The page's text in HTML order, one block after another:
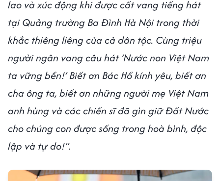
lao và xúc động khi được cất vang tiếng hát
tại Quảng trường Ba Đình Hà Nội trong thời
khắc thiêng liêng của cả dân tộc. Cùng triệu
người ngân vang câu hát ‘Nước non Việt Nam
ta vững bền!’ Biết ơn Bác Hồ kính yêu, biết ơn
cha ông ta, biết ơn những người mẹ Việt Nam
anh hùng và các chiến sĩ đã gìn giữ Đất Nước
cho chúng con được sống trong hoà bình, độc
lập và tự do!”.